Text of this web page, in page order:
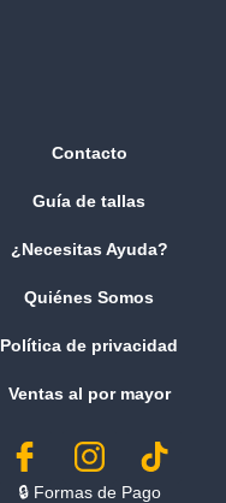
Contacto
Guía de tallas
¿Necesitas Ayuda?
Quiénes Somos
Política de privacidad
Ventas al por mayor
🔒︎ Formas de Pago